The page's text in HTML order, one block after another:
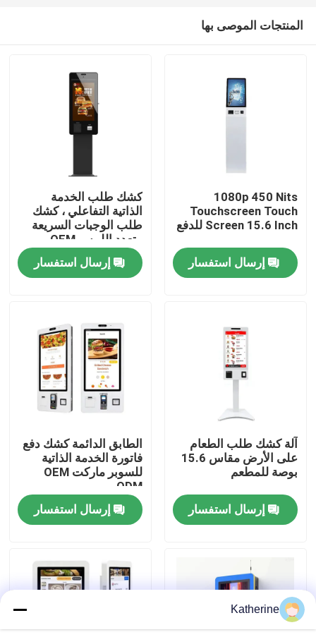
منزل
المنتجات
جولة في المعمل
ضبط الجودة
اتصل بنا
طلب اقتباس
Shopping Online
المنتجات الموصى بها
1080p 450 Nits
Touchscreen Touch
Screen 15.6 Inch للدفع
إرسال استفسار
كشك طلب الخدمة
الذاتية التفاعلي ، كشك
طلب الوجبات السريعة
متعدد اللمس OEM
إرسال استفسار
آلة كشك طلب الطعام
على الأرض مقاس 15.6
بوصة للمطعم
إرسال استفسار
الطابق الدائمة كشك دفع
فاتورة الخدمة الذاتية
للسوبر ماركت OEM
ODM
إرسال استفسار
Katherine